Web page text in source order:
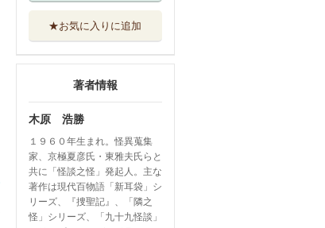
★お気に入りに追加
著者情報
木原 浩勝
１９６０年生まれ。怪異蒐集
家、京極夏彦氏・東雅夫氏らと
共に「怪談之怪」発起人。主な
著作は現代百物語「新耳袋」シ
リーズ、『捜聖記』、「隣之
怪」シリーズ、「九十九怪談」